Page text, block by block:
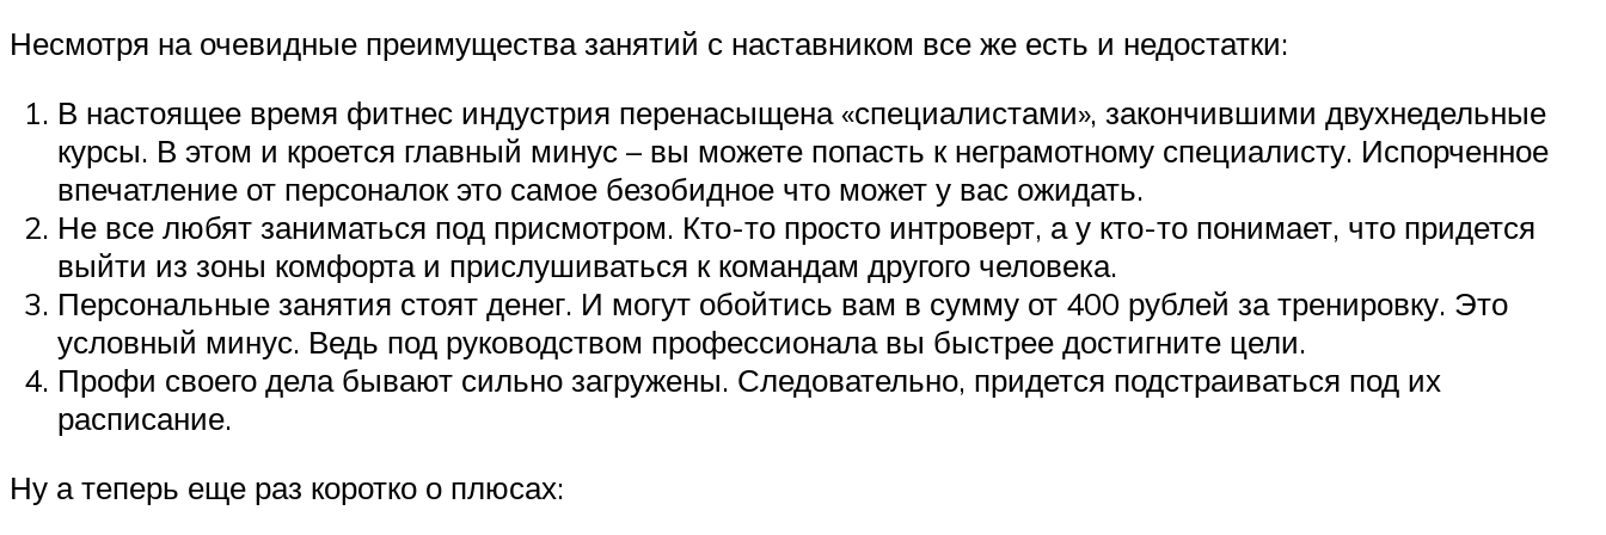
Несмотря на очевидные преимущества занятий с наставником все же есть и недостатки:
В настоящее время фитнес индустрия перенасыщена «специалистами», закончившими двухнедельные
курсы. В этом и кроется главный минус – вы можете попасть к неграмотному специалисту. Испорченное
впечатление от персоналок это самое безобидное что может у вас ожидать.
Не все любят заниматься под присмотром. Кто-то просто интроверт, а у кто-то понимает, что придется
выйти из зоны комфорта и прислушиваться к командам другого человека.
Персональные занятия стоят денег. И могут обойтись вам в сумму от 400 рублей за тренировку. Это
условный минус. Ведь под руководством профессионала вы быстрее достигните цели.
Профи своего дела бывают сильно загружены. Следовательно, придется подстраиваться под их
расписание.
Ну а теперь еще раз коротко о плюсах: